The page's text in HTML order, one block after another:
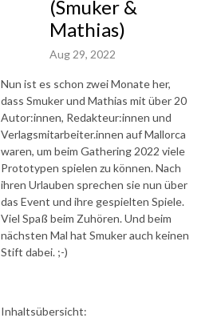
(Smuker &
Mathias)
Aug 29, 2022
Nun ist es schon zwei Monate her,
dass Smuker und Mathias mit über 20
Autor:innen, Redakteur:innen und
Verlagsmitarbeiter.innen auf Mallorca
waren, um beim Gathering 2022 viele
Prototypen spielen zu können. Nach
ihren Urlauben sprechen sie nun über
das Event und ihre gespielten Spiele.
Viel Spaß beim Zuhören. Und beim
nächsten Mal hat Smuker auch keinen
Stift dabei. ;-)
Inhaltsübersicht: